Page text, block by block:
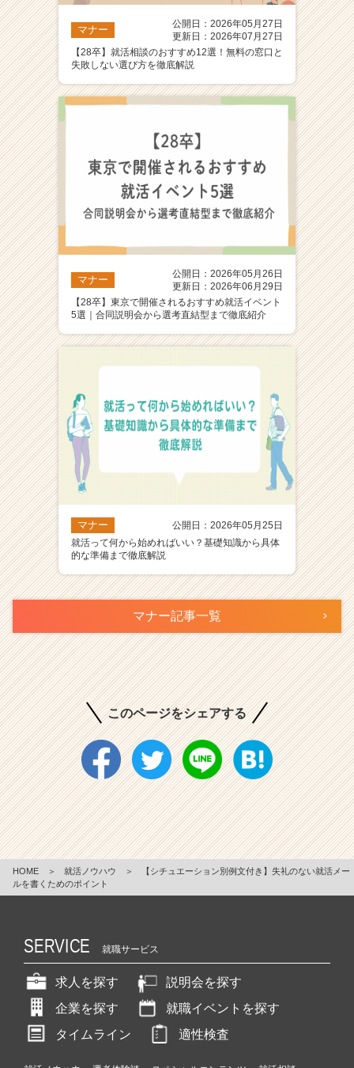
マナー
公開日：2026年05月27日
更新日：2026年07月27日
【28卒】就活相談のおすすめ12選！無料の窓口と
失敗しない選び方を徹底解説
マナー
公開日：2026年05月26日
更新日：2026年06月29日
【28卒】東京で開催されるおすすめ就活イベント
5選｜合同説明会から選考直結型まで徹底紹介
マナー
公開日：2026年05月25日
就活って何から始めればいい？基礎知識から具体
的な準備まで徹底解説
マナー記事一覧
このページをシェアする
HOME ＞ 就活ノウハウ ＞
【シチュエーション別例文付き】失礼のない就活メー
ルを書くためのポイント
SERVICE 就職サービス
求人を探す
説明会を探す
企業を探す
就職イベントを探す
タイムライン
適性検査